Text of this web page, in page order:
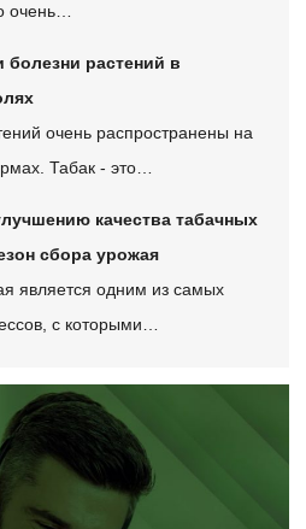
очень…
болезни растений в
очень распространены на
Табак - это…
качества табачных
сбора урожая
является одним из самых
с которыми…